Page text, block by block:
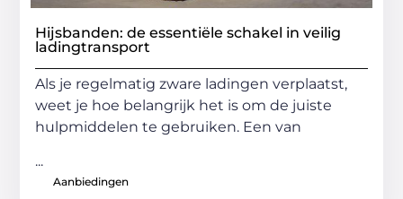
Hijsbanden: de essentiële schakel in veilig
ladingtransport
Als je regelmatig zware ladingen verplaatst,
weet je hoe belangrijk het is om de juiste
hulpmiddelen te gebruiken. Een van
...
Aanbiedingen